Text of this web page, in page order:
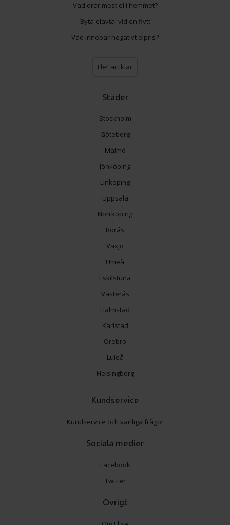
Vad drar mest el i hemmet?
Byta elavtal vid en flytt
Vad innebär negativt elpris?
Fler artiklar
Städer
Stockholm
Göteborg
Malmö
Jönköping
Linköping
Uppsala
Norrköping
Borås
Växjö
Umeå
Eskilstuna
Västerås
Halmstad
Karlstad
Örebro
Luleå
Helsingborg
Kundservice
Kundservice och vanliga frågor
Sociala medier
Facebook
Twitter
Övrigt